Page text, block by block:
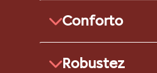
Conforto
Robustez